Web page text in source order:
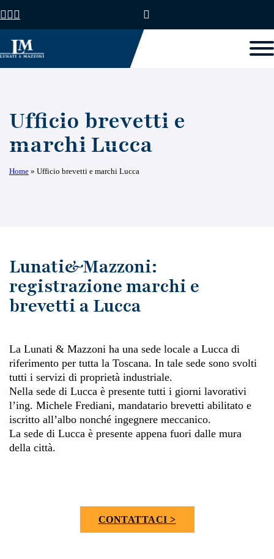
Ufficio brevetti e
marchi Lucca
Home » Ufficio brevetti e marchi Lucca
Lunati&Mazzoni:
registrazione marchi e
brevetti a Lucca
La Lunati & Mazzoni ha una sede locale a Lucca di
riferimento per tutta la Toscana. In tale sede sono svolti
tutti i servizi di proprietà industriale.
Nella sede di Lucca è presente tutti i giorni lavorativi
l’ing. Michele Frediani, mandatario brevetti abilitato e
iscritto all’albo nonché ingegnere meccanico.
La sede di Lucca è presente appena fuori dalle mura
della città.
CONTATTACI >